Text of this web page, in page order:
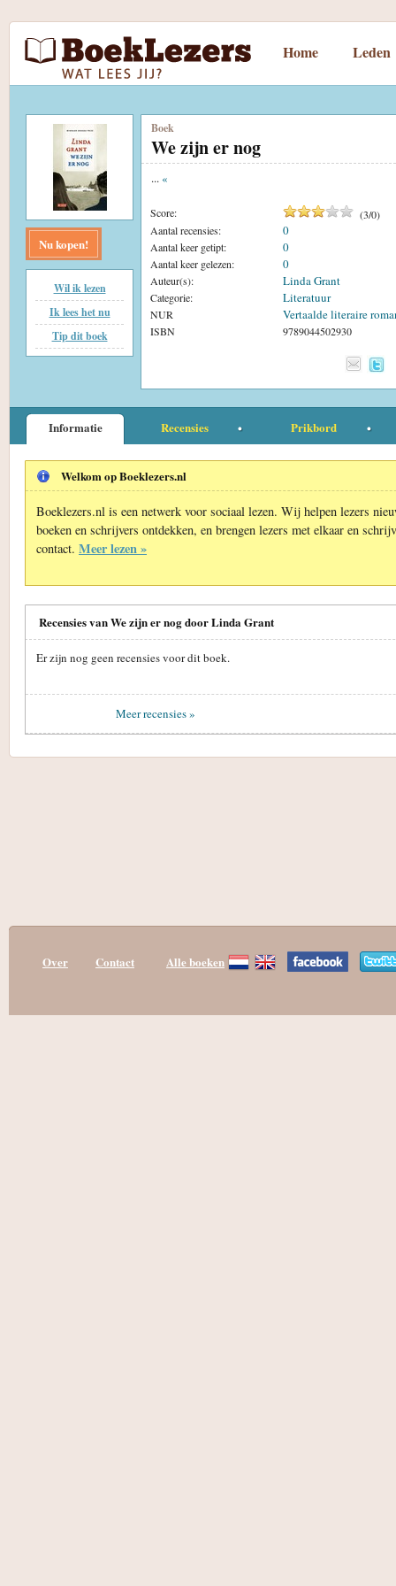
Home Leden
Nu kopen!
Wil ik lezen
Ik lees het nu
Tip dit boek
Boek
We zijn er nog
... «
Score: (3/0)
Aantal recensies:
0
Aantal keer getipt: 0
Aantal keer gelezen: 0
Auteur(s): Linda Grant
Categorie: Literatuur
NUR Vertaalde literaire
ISBN 9789044502930
Informatie Recensies Prikbord
Welkom op Boeklezers.nl
Boeklezers.nl is een netwerk voor sociaal lezen. Wij helpen lezers
boeken en schrijvers ontdekken, en brengen lezers met elkaar en
contact. Meer lezen »
Recensies van We zijn er nog door Linda Grant
Er zijn nog geen recensies voor dit boek.
Meer recensies »
Over Contact Alle boeken